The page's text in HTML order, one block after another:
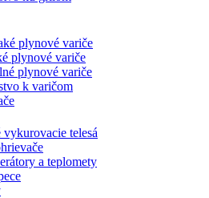
plynové variče
plynové variče
plynové variče
k varičom
vykurovacie telesá
a teplomety